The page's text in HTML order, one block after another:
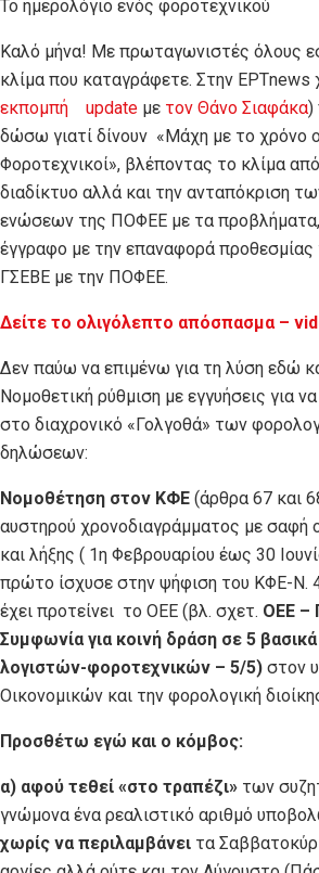
Το ημερολόγιο ενός φοροτεχνικού
Καλό μήνα! Με πρωταγωνιστές όλους
κλίμα που καταγράφετε. Στην ΕΡΤnews
εκπομπή update με τον Θάνο Σιαφάκα)
δώσω γιατί δίνουν «Μάχη με το χρόνο
Φοροτεχνικοί», βλέποντας το κλίμα
διαδίκτυο αλλά και την ανταπόκριση
ενώσεων της ΠΟΦΕΕ με τα
έγγραφο με την επαναφορά προθεσμίας
ΓΣΕΒΕ με την ΠΟΦΕΕ.
Δείτε το ολιγόλεπτο απόσπασμα –
Δεν παύω να επιμένω για τη λύση εδώ
Νομοθετική ρύθμιση με εγγυήσεις για
στο διαχρονικό «Γολγοθά» των
δηλώσεων:
Νομοθέτηση στον ΚΦΕ (άρθρα 67 και
αυστηρού χρονοδιαγράμματος με σαφή
και λήξης ( 1η Φεβρουαρίου έως 30
πρώτο ίσχυσε στην ψήφιση του ΚΦΕ-Ν.
έχει προτείνει το ΟΕΕ (βλ. σχετ. ΟΕΕ –
Συμφωνία για κοινή δράση σε 5
λογιστών-φοροτεχνικών – 5/5) στον
Οικονομικών και την φορολογική
Προσθέτω εγώ και ο κόμβος:
α) αφού τεθεί «στο τραπέζι» των
γνώμονα ένα ρεαλιστικό αριθμό
χωρίς να περιλαμβάνει τα